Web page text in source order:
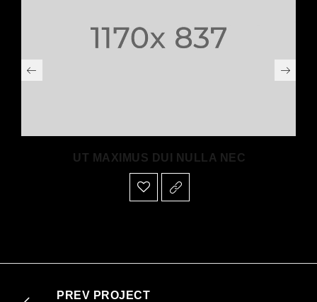
UT MAXIMUS DUI NULLA NEC
PREV PROJECT